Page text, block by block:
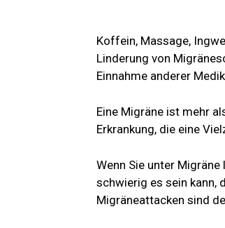
Koffein, Massage,
Linderung von
Einnahme anderer
Eine Migräne ist mehr
Erkrankung, die eine
Wenn Sie unter
schwierig es sein kann,
Migräneattacken sind